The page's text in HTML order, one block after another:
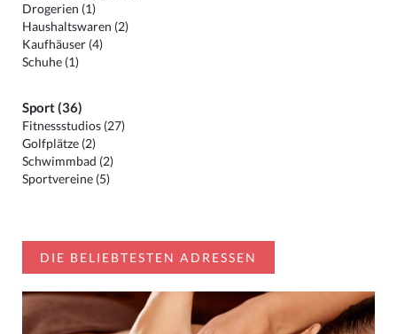
Drogerien (1)
Haushaltswaren (2)
Kaufhäuser (4)
Schuhe (1)
Sport (36)
Fitnessstudios (27)
Golfplätze (2)
Schwimmbad (2)
Sportvereine (5)
DIE BELIEBTESTEN ADRESSEN